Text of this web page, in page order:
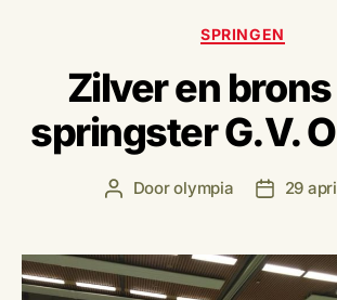
SPRINGEN
Zilver en
springster G.V.
Berichtauteur
Doorolympia 29